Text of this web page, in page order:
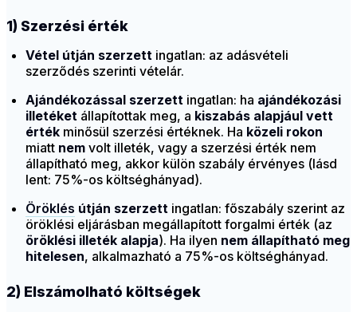
1) Szerzési érték
Vétel útján szerzett ingatlan: az adásvételi
szerződés szerinti vételár.
Ajándékozással szerzett ingatlan: ha ajándékozási
illetéket állapítottak meg, a kiszabás alapjául vett
érték minősül szerzési értéknek. Ha közeli rokon
miatt nem volt illeték, vagy a szerzési érték nem
állapítható meg, akkor külön szabály érvényes (lásd
lent: 75%-os költséghányad).
Öröklés útján szerzett ingatlan: főszabály szerint az
öröklési eljárásban megállapított forgalmi érték (az
öröklési illeték alapja). Ha ilyen nem állapítható meg
hitelesen, alkalmazható a 75%-os költséghányad.
2) Elszámolható költségek